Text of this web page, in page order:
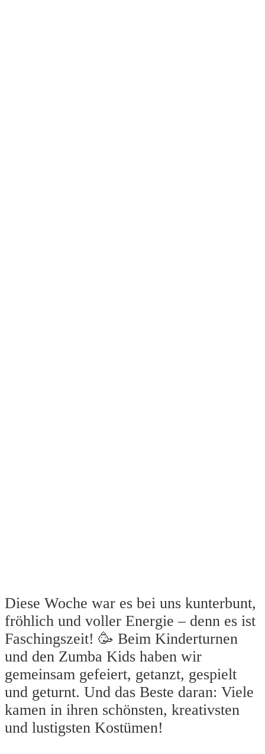
Diese Woche war es bei uns kunterbunt,
fröhlich und voller Energie – denn es ist
Faschingszeit! 🥳 Beim Kinderturnen
und den Zumba Kids haben wir
gemeinsam gefeiert, getanzt, gespielt
und geturnt. Und das Beste daran: Viele
kamen in ihren schönsten, kreativsten
und lustigsten Kostümen!